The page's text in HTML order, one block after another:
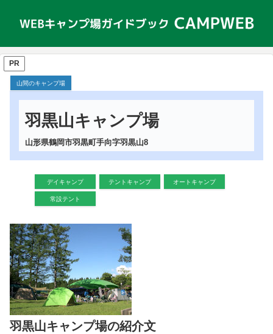
PR
山間のキャンプ場
羽黒山キャンプ場
山形県鶴岡市羽黒町手向字羽黒山8
デイキャンプ テントキャンプ オートキャンプ
常設テント
羽黒山キャンプ場の紹介文